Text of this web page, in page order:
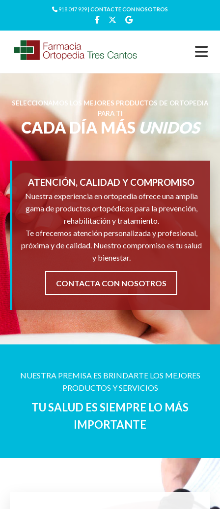
918 047 929 | CONTACTE CON NOSOTROS
SELECCIONAMOS LOS MEJORES PRODUCTOS DE ORTOPEDIA
PARA TI
CADA DÍA MÁSUNIDOS
ATENCIÓN, CALIDAD Y COMPROMISO
Nuestra experiencia en ortopedia ofrece una amplia
gama de productos ortopédicos para la prevención,
rehabilitación y tratamiento.
Te ofrecemos atención personalizada y profesional,
próxima y de calidad. Nuestro compromiso es tu salud
y bienestar.
CONTACTA CON NOSOTROS
NUESTRA PREMISA ES BRINDARTE LOS MEJORES
PRODUCTOS Y SERVICIOS
TU SALUD ES SIEMPRE LO MÁS
IMPORTANTE